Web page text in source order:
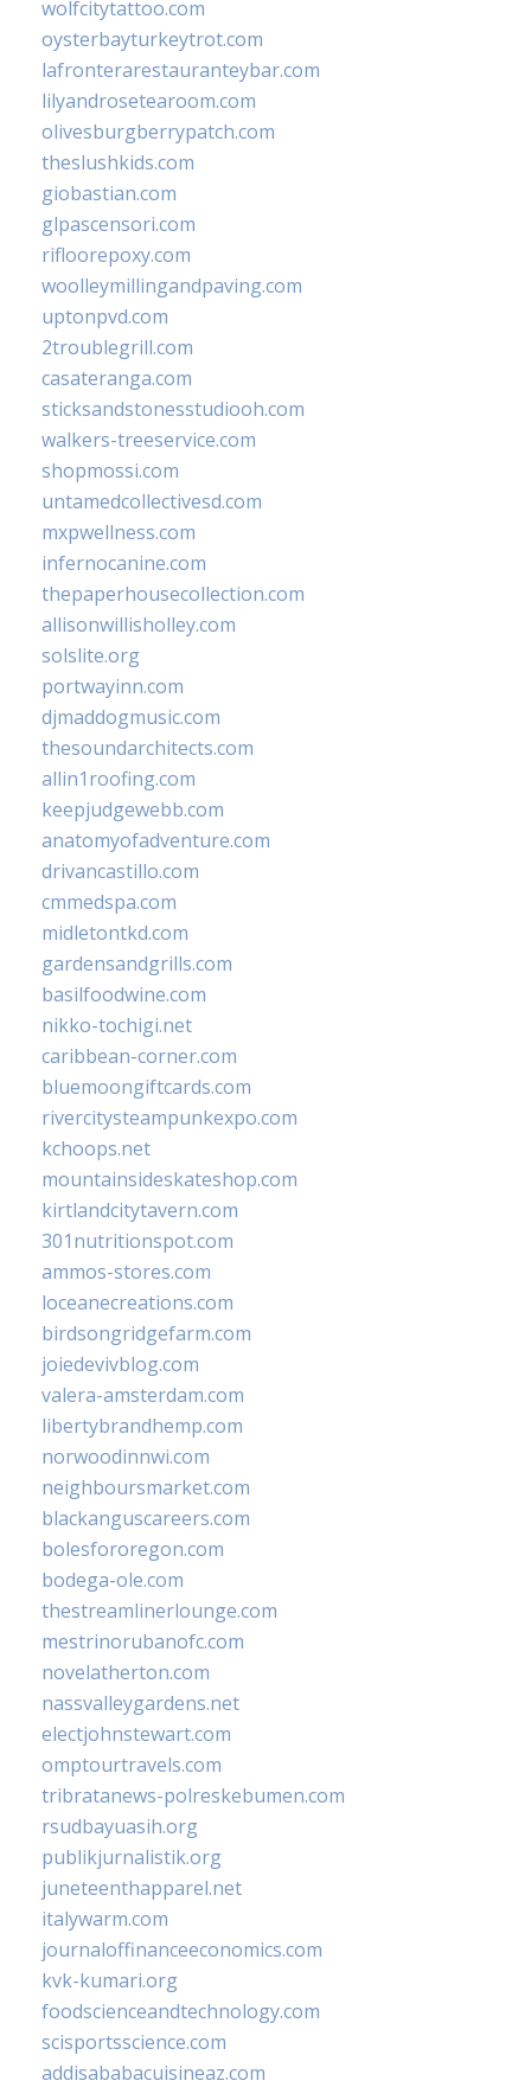
wolfcitytattoo.com
oysterbayturkeytrot.com
lafronterarestauranteybar.com
lilyandrosetearoom.com
olivesburgberrypatch.com
theslushkids.com
giobastian.com
glpascensori.com
rifloorepoxy.com
woolleymillingandpaving.com
uptonpvd.com
2troublegrill.com
casateranga.com
sticksandstonesstudiooh.com
walkers-treeservice.com
shopmossi.com
untamedcollectivesd.com
mxpwellness.com
infernocanine.com
thepaperhousecollection.com
allisonwillisholley.com
solslite.org
portwayinn.com
djmaddogmusic.com
thesoundarchitects.com
allin1roofing.com
keepjudgewebb.com
anatomyofadventure.com
drivancastillo.com
cmmedspa.com
midletontkd.com
gardensandgrills.com
basilfoodwine.com
nikko-tochigi.net
caribbean-corner.com
bluemoongiftcards.com
rivercitysteampunkexpo.com
kchoops.net
mountainsideskateshop.com
kirtlandcitytavern.com
301nutritionspot.com
ammos-stores.com
loceanecreations.com
birdsongridgefarm.com
joiedevivblog.com
valera-amsterdam.com
libertybrandhemp.com
norwoodinnwi.com
neighboursmarket.com
blackanguscareers.com
bolesfororegon.com
bodega-ole.com
thestreamlinerlounge.com
mestrinorubanofc.com
novelatherton.com
nassvalleygardens.net
electjohnstewart.com
omptourtravels.com
tribratanews-polreskebumen.com
rsudbayuasih.org
publikjurnalistik.org
juneteenthapparel.net
italywarm.com
journaloffinanceeconomics.com
kvk-kumari.org
foodscienceandtechnology.com
scisportsscience.com
addisababacuisineaz.com